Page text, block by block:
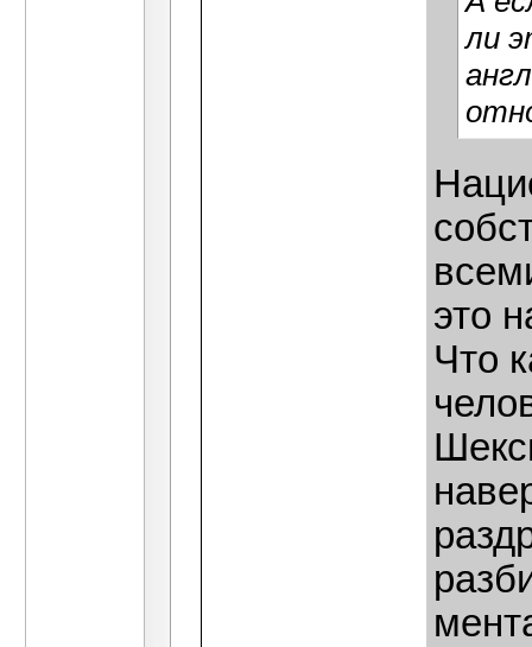
ли
это
Что